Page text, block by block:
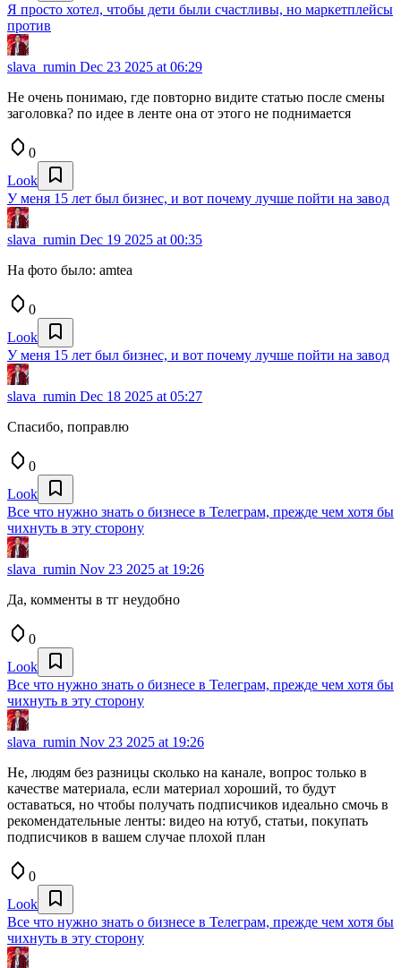
Я просто хотел, чтобы дети были счастливы, но маркетплейсы
против
slava_rumin Dec 23 2025 at 06:29
Не очень понимаю, где повторно видите статью после смены
заголовка? по идее в ленте она от этого не поднимается
0
Look
У меня 15 лет был бизнес, и вот почему лучше пойти на завод
slava_rumin Dec 19 2025 at 00:35
На фото было: amtea
0
Look
У меня 15 лет был бизнес, и вот почему лучше пойти на завод
slava_rumin Dec 18 2025 at 05:27
Спасибо, поправлю
0
Look
Все что нужно знать о бизнесе в Телеграм, прежде чем хотя бы
чихнуть в эту сторону
slava_rumin Nov 23 2025 at 19:26
Да, комменты в тг неудобно
0
Look
Все что нужно знать о бизнесе в Телеграм, прежде чем хотя бы
чихнуть в эту сторону
slava_rumin Nov 23 2025 at 19:26
Не, людям без разницы сколько на канале, вопрос только в
качестве материала, если материал хороший, то будут
оставаться, но чтобы получать подписчиков идеально смочь в
рекомендательные ленты: видео на ютуб, статьи, покупать
подписчиков в вашем случае плохой план
0
Look
Все что нужно знать о бизнесе в Телеграм, прежде чем хотя бы
чихнуть в эту сторону